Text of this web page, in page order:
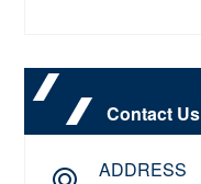
Contact Us
ADDRESS